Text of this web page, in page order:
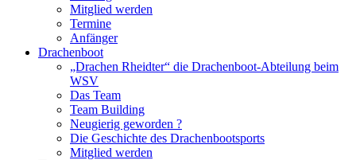
Mitglied werden
Termine
Anfänger
Drachenboot
„Drachen Rheidter“ die Drachenboot-Abteilung beim
WSV
Das Team
Team Building
Neugierig geworden ?
Die Geschichte des Drachenbootsports
Mitglied werden